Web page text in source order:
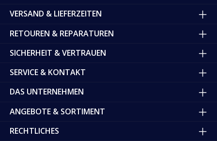
VERSAND & LIEFERZEITEN
RETOUREN & REPARATUREN
SICHERHEIT & VERTRAUEN
SERVICE & KONTAKT
DAS UNTERNEHMEN
ANGEBOTE & SORTIMENT
RECHTLICHES